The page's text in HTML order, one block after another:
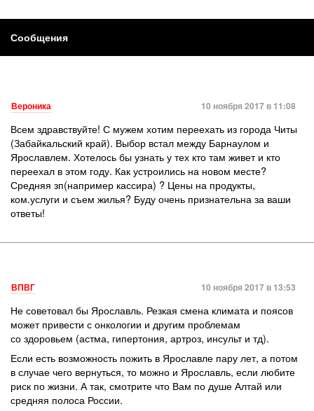
Сообщения
Вероника 10 ноября 2017 в 11:08
Всем здравствуйте! С мужем хотим переехать из города Читы
(Забайкальский край). Выбор встал между Барнаулом и
Ярославлем. Хотелось бы узнать у тех кто там живет и кто
переехал в этом году. Как устроились на новом месте?
Средняя зп(например кассира) ? Цены на продукты,
ком.услуги и съем жилья? Буду очень признательна за ваши
ответы!
ВПВГ 10 ноября 2017 в 13:53
Не советовал бы Ярославль. Резкая смена климата и поясов
может привести с онкологии и другим проблемам
со здоровьем (астма, гипертония, артроз, инсульт и тд).
Если есть возможность пожить в Ярославле пару лет, а потом
в случае чего вернуться, то можно и Ярославль, если любите
риск по жизни. А так, смотрите что Вам по душе Алтай или
средняя полоса России.